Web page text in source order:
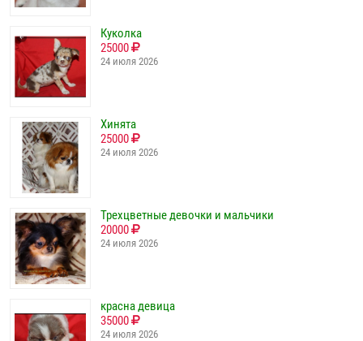
Куколка
25000
24 июля 2026
Хинята
25000
24 июля 2026
Трехцветные девочки и мальчики
20000
24 июля 2026
красна девица
35000
24 июля 2026